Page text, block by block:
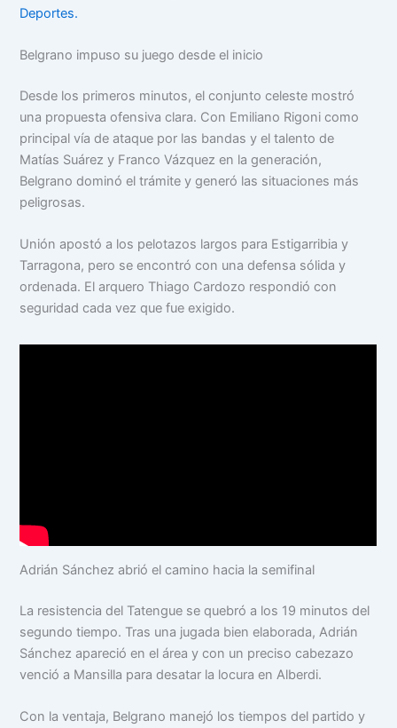
Deportes.
Belgrano impuso su juego desde el inicio
Desde los primeros minutos, el conjunto celeste mostró
una propuesta ofensiva clara. Con Emiliano Rigoni como
principal vía de ataque por las bandas y el talento de
Matías Suárez y Franco Vázquez en la generación,
Belgrano dominó el trámite y generó las situaciones más
peligrosas.
Unión apostó a los pelotazos largos para Estigarribia y
Tarragona, pero se encontró con una defensa sólida y
ordenada. El arquero Thiago Cardozo respondió con
seguridad cada vez que fue exigido.
Adrián Sánchez abrió el camino hacia la semifinal
La resistencia del Tatengue se quebró a los 19 minutos del
segundo tiempo. Tras una jugada bien elaborada, Adrián
Sánchez apareció en el área y con un preciso cabezazo
venció a Mansilla para desatar la locura en Alberdi.
Con la ventaja, Belgrano manejó los tiempos del partido y